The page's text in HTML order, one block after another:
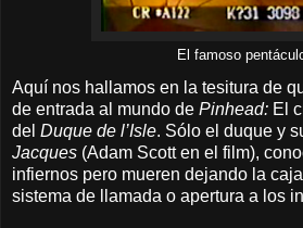
El famoso
Aquí nos hallamos en la tesitura de
de entrada al mundo de Pinhead: El
del Duque de l’Isle. Sólo el duque y
Jacques (Adam Scott en el film),
infiernos pero mueren dejando la
sistema de llamada o apertura a los